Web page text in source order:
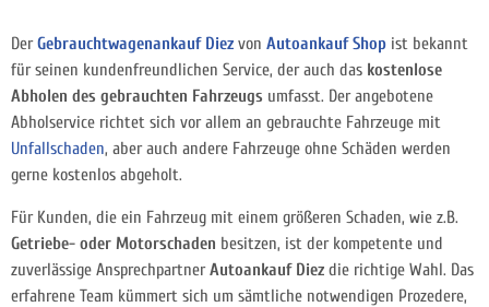
DerGebrauchtwagenankauf Diez von Autoankauf Shop ist bekannt
für seinen kundenfreundlichen Service, der auch das kostenlose
Abholen des gebrauchten Fahrzeugs umfasst. Der angebotene
Abholservice richtet sich vor allem an gebrauchte Fahrzeuge mit
Unfallschaden, aber auch andere Fahrzeuge ohne Schäden werden
gerne kostenlos abgeholt.
Für Kunden, die ein Fahrzeug mit einem größeren Schaden, wie z.B.
Getriebe- oder Motorschaden besitzen, ist der kompetente und
zuverlässige AnsprechpartnerAutoankauf Diez die richtige Wahl. Das
erfahrene Team kümmert sich um sämtliche notwendigen Prozedere,